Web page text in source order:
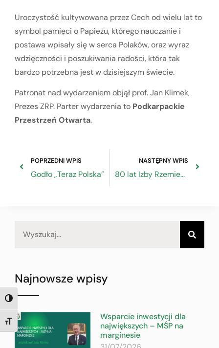
TOGGLE HIGH CONTRAST
TOGGLE FONT SIZE
Uroczystość kultywowana przez Cech od wielu lat to
symbol pamięci o Papieżu, którego nauczanie i
postawa wpisały się w serca Polaków, oraz wyraz
wdzięczności i poszukiwania radości, która tak
bardzo potrzebna jest w dzisiejszym świecie.
Patronat nad wydarzeniem objął prof. Jan Klimek,
Prezes ZRP. Parter wydarzenia to Podkarpackie
Przestrzeń Otwarta.
POPRZEDNI WPIS
Godło „Teraz Polska”
NASTĘPNY WPIS
80 lat Izby Rzemieślniczej w Rzeszowie
Najnowsze wpisy
Wsparcie inwestycji dla
największych – MŚP na
marginesie